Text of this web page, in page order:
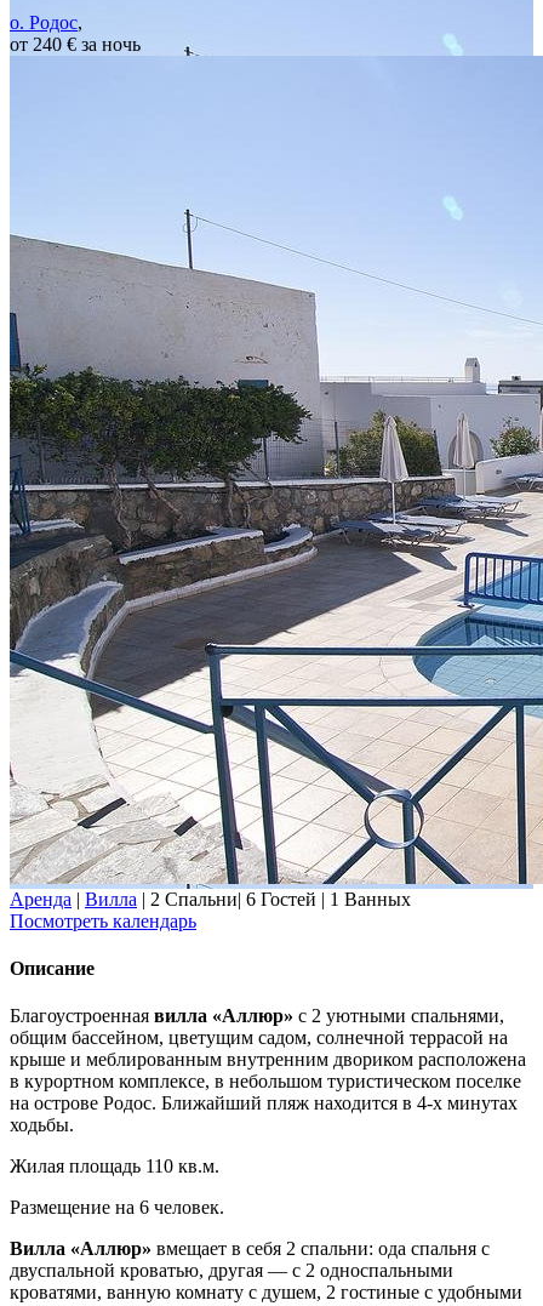
о. Родос,
от 240 € за ночь
Аренда | Вилла | 2 Спальни| 6 Гостей | 1 Ванных
Посмотреть календарь
Описание
Благоустроенная вилла «Аллюр» с 2 уютными спальнями,
общим бассейном, цветущим садом, солнечной террасой на
крыше и меблированным внутренним двориком расположена
в курортном комплексе, в небольшом туристическом поселке
на острове Родос. Ближайший пляж находится в 4-х минутах
ходьбы.
Жилая площадь 110 кв.м.
Размещение на 6 человек.
Вилла «Аллюр» вмещает в себя 2 спальни: ода спальня с
двуспальной кроватью, другая — с 2 односпальными
кроватями, ванную комнату с душем, 2 гостиные с удобными